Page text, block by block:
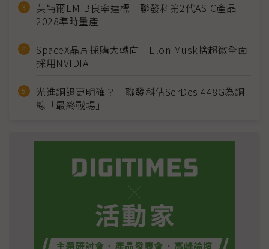
英特爾EMIB良率達標 聯發科第2代ASIC產品
2028準時量產
SpaceX晶片採購大轉向 Elon Musk捨超微全面
採用NVIDIA
光進銅退更明確？ 聯發科估SerDes 448G為銅
線「最終戰場」